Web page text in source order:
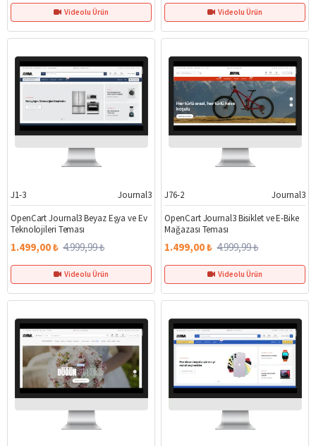
Videolu Ürün Videolu Ürün
%70
J1-3
Journal3
OpenCart Journal3 Beyaz Eşya ve Ev
Teknolojileri Teması
1.499,00 ₺ 4.999,99 ₺
Videolu Ürün
%70
J76-2
Journal3
OpenCart Journal3 Bisiklet ve E-Bike
Mağazası Teması
1.499,00 ₺ 4.999,99 ₺
Videolu Ürün